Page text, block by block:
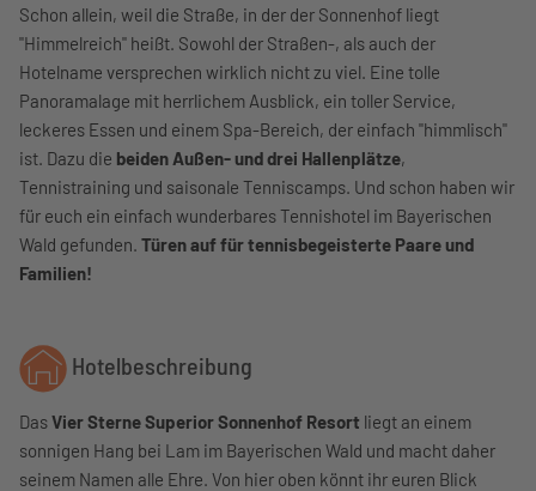
Schon allein, weil die Straße, in der der Sonnenhof liegt
"Himmelreich" heißt. Sowohl der Straßen-, als auch der
Hotelname versprechen wirklich nicht zu viel. Eine tolle
Panoramalage mit herrlichem Ausblick, ein toller Service,
leckeres Essen und einem Spa-Bereich, der einfach "himmlisch"
ist. Dazu die beiden Außen- und drei Hallenplätze,
Tennistraining und saisonale Tenniscamps. Und schon haben wir
für euch ein einfach wunderbares Tennishotel im Bayerischen
Wald gefunden. Türen auf für tennisbegeisterte Paare und
Familien!
Hotelbeschreibung
DasVier Sterne Superior Sonnenhof Resort liegt an einem
sonnigen Hang bei Lam im Bayerischen Wald und macht daher
seinem Namen alle Ehre. Von hier oben könnt ihr euren Blick